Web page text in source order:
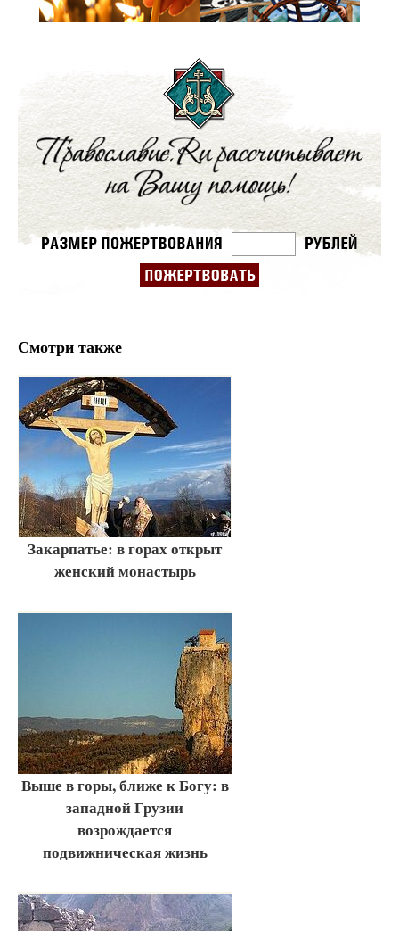
Смотри также
Закарпатье: в горах открыт
женский монастырь
Выше в горы, ближе к Богу: в
западной Грузии
возрождается
подвижническая жизнь